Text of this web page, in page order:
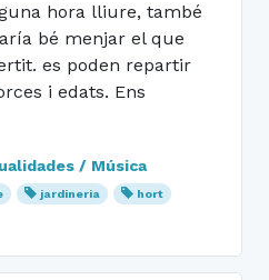
hora lliure, també
bé menjar el que
es poden repartir
i edats. Ens
/ Música
jardineria
hort